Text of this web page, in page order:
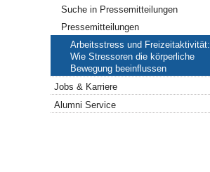
Suche in Pressemitteilungen
Pressemitteilungen
Arbeitsstress und Freizeitaktivität:
Wie Stressoren die körperliche
Bewegung beeinflussen
Jobs & Karriere
Alumni Service